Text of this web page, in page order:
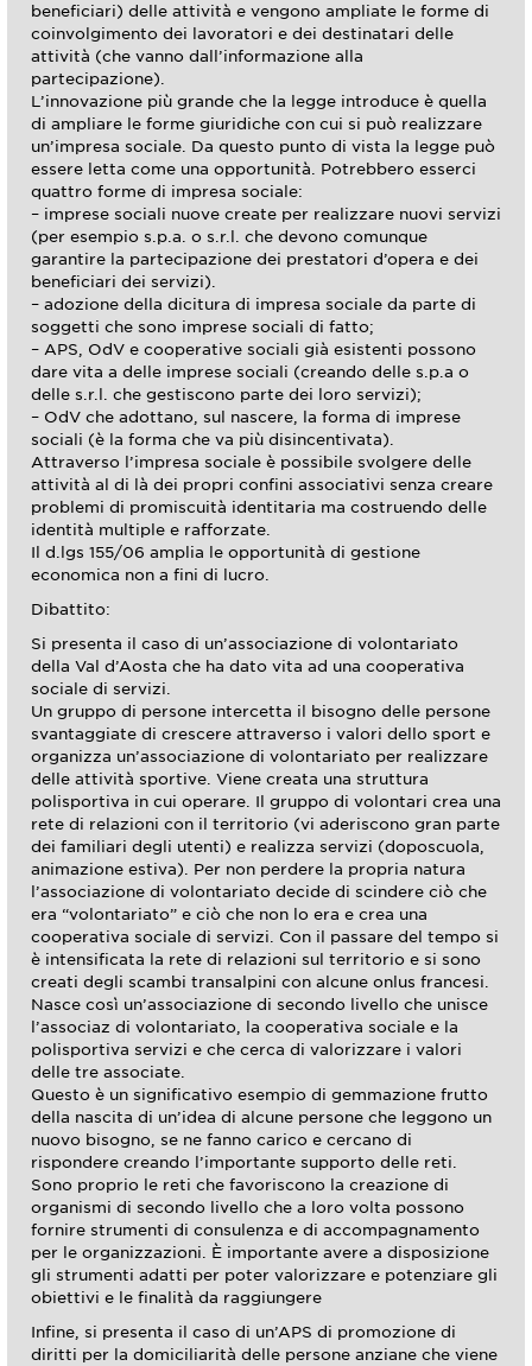
beneficiari) delle attività e vengono ampliate le forme di
coinvolgimento dei lavoratori e dei destinatari delle
attività (che vanno dall’informazione alla
partecipazione).
L’innovazione più grande che la legge introduce è quella
di ampliare le forme giuridiche con cui si può realizzare
un’impresa sociale. Da questo punto di vista la legge può
essere letta come una opportunità. Potrebbero esserci
quattro forme di impresa sociale:
– imprese sociali nuove create per realizzare nuovi servizi
(per esempio s.p.a. o s.r.l. che devono comunque
garantire la partecipazione dei prestatori d’opera e dei
beneficiari dei servizi).
– adozione della dicitura di impresa sociale da parte di
soggetti che sono imprese sociali di fatto;
– APS, OdV e cooperative sociali già esistenti possono
dare vita a delle imprese sociali (creando delle s.p.a o
delle s.r.l. che gestiscono parte dei loro servizi);
– OdV che adottano, sul nascere, la forma di imprese
sociali (è la forma che va più disincentivata).
Attraverso l’impresa sociale è possibile svolgere delle
attività al di là dei propri confini associativi senza creare
problemi di promiscuità identitaria ma costruendo delle
identità multiple e rafforzate.
Il d.lgs 155/06 amplia le opportunità di gestione
economica non a fini di lucro.
Dibattito:
Si presenta il caso di un’associazione di volontariato
della Val d’Aosta che ha dato vita ad una cooperativa
sociale di servizi.
Un gruppo di persone intercetta il bisogno delle persone
svantaggiate di crescere attraverso i valori dello sport e
organizza un’associazione di volontariato per realizzare
delle attività sportive. Viene creata una struttura
polisportiva in cui operare. Il gruppo di volontari crea una
rete di relazioni con il territorio (vi aderiscono gran parte
dei familiari degli utenti) e realizza servizi (doposcuola,
animazione estiva). Per non perdere la propria natura
l’associazione di volontariato decide di scindere ciò che
era “volontariato” e ciò che non lo era e crea una
cooperativa sociale di servizi. Con il passare del tempo si
è intensificata la rete di relazioni sul territorio e si sono
creati degli scambi transalpini con alcune onlus francesi.
Nasce così un’associazione di secondo livello che unisce
l’associaz di volontariato, la cooperativa sociale e la
polisportiva servizi e che cerca di valorizzare i valori
delle tre associate.
Questo è un significativo esempio di gemmazione frutto
della nascita di un’idea di alcune persone che leggono un
nuovo bisogno, se ne fanno carico e cercano di
rispondere creando l’importante supporto delle reti.
Sono proprio le reti che favoriscono la creazione di
organismi di secondo livello che a loro volta possono
fornire strumenti di consulenza e di accompagnamento
per le organizzazioni. È importante avere a disposizione
gli strumenti adatti per poter valorizzare e potenziare gli
obiettivi e le finalità da raggiungere
Infine, si presenta il caso di un’APS di promozione di
diritti per la domiciliarità delle persone anziane che viene